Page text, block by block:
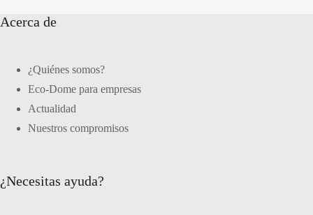
Acerca de
¿Quiénes somos?
Eco-Dome para empresas
Actualidad
Nuestros compromisos
¿Necesitas ayuda?